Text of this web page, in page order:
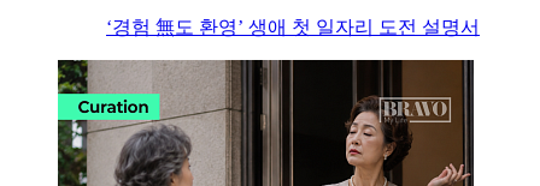
‘경험 無도 환영’ 생애 첫 일자리 도전 설명서